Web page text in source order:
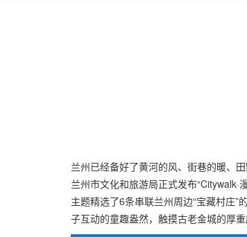
兰州已经备好了黄河的风、街巷的暖、
兰州市文化和旅游局正式发布“Citywalk·
主题精选了6条串联兰州周边“宝藏村庄
子互动的童趣盎然，触摸古老金城的厚重